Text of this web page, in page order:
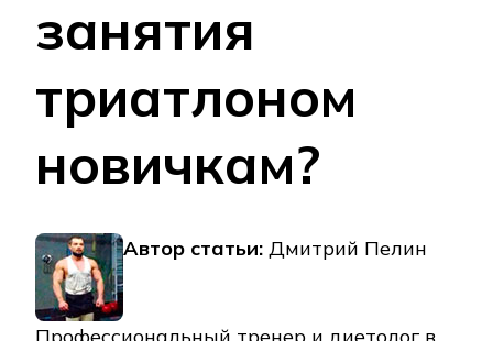
занятия
триатлоном
новичкам?
Автор статьи: Дмитрий Пелин
Профессиональный тренер и диетолог в